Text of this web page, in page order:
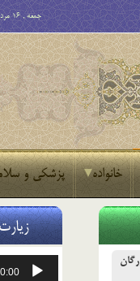
جمعه , 16 مرداد 1405
خانواده پزشکی و
پخش‌کننده